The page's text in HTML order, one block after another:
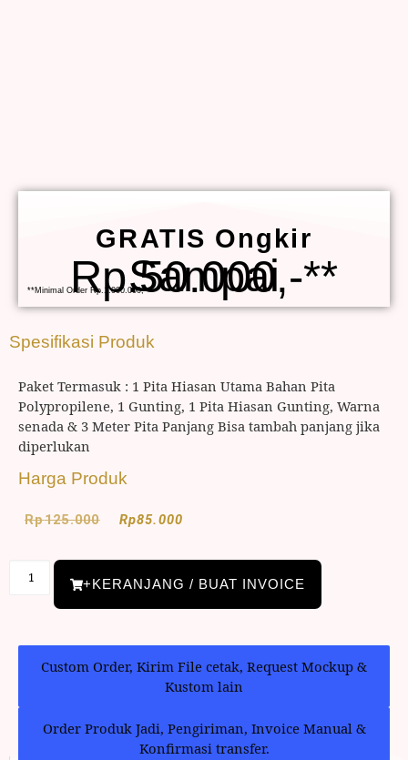
GRATIS Ongkir
Sampai Rp.50.000,-**
**Minimal Order Rp.1.000.000,-
Spesifikasi Produk
Paket Termasuk : 1 Pita Hiasan Utama Bahan Pita
Polypropilene, 1 Gunting, 1 Pita Hiasan Gunting, Warna
senada & 3 Meter Pita Panjang Bisa tambah panjang jika
diperlukan
Harga Produk
Rp125.000 Rp85.000
+KERANJANG / BUAT INVOICE
Custom Order, Kirim File cetak, Request Mockup &
Kustom lain
Order Produk Jadi, Pengiriman, Invoice Manual &
Konfirmasi transfer.